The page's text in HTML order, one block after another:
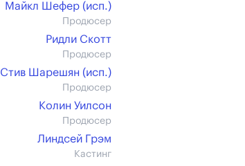
Майкл Шефер (иcп.)
Продюсер
Ридли Скотт
Продюсер
Стив Шарешян (иcп.)
Продюсер
Колин Уилсон
Продюсер
Линдсей Грэм
Кастинг